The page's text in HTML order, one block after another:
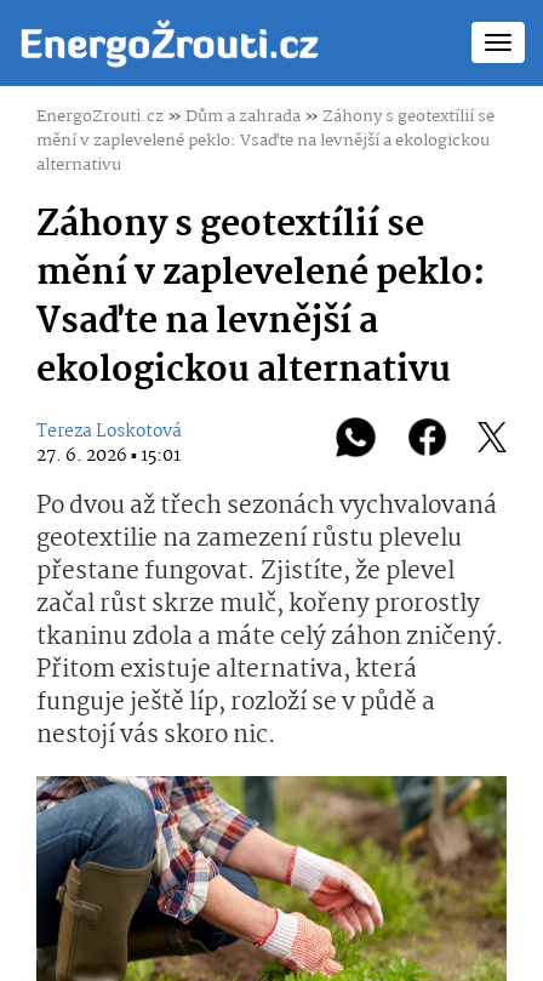
EnergoZrouti.cz»Dům a zahrada»Záhony s geotextílií se
mění v zaplevelené peklo: Vsaďte na levnější a ekologickou
alternativu
Záhony s geotextílií se
mění v zaplevelené peklo:
Vsaďte na levnější a
ekologickou alternativu
Tereza Loskotová
27. 6. 2026 ▪ 15:01
Po dvou až třech sezonách vychvalovaná
geotextilie na zamezení růstu plevelu
přestane fungovat. Zjistíte, že plevel
začal růst skrze mulč, kořeny prorostly
tkaninu zdola a máte celý záhon zničený.
Přitom existuje alternativa, která
funguje ještě líp, rozloží se v půdě a
nestojí vás skoro nic.